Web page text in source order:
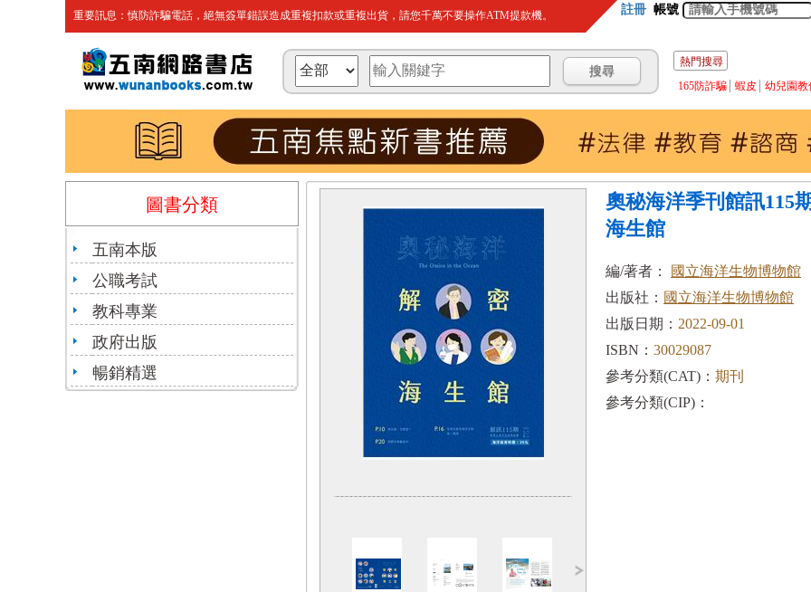
重要訊息：慎防詐騙電話，絕無簽單錯誤造成重複扣款或重複出貨，請您千萬不要操作ATM提款機。 註冊 帳號
熱門搜尋
165防詐騙
蝦皮 幼兒園教
圖書分類
五南本版
公職考試
教科專業
政府出版
暢銷精選
奧秘海洋季刊館訊115
海生館
編/著者：
國立海洋生物博物館
出版社： 國立海洋生物博物館
出版日期： 2022-09-01
ISBN： 30029087
參考分類(CAT)： 期刊
參考分類(CIP)：